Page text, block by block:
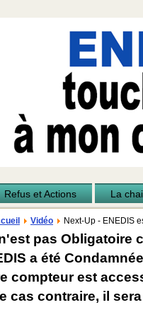
Refus et Actions La
Vidéo Next-Up - ENEDIS
pas Obligatoire
a été
compteur est
cas contraire, il sera